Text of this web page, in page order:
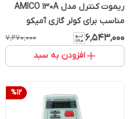
ریموت کنترل مدل AMICO 130A
مناسب برای کولر گازی آمیکو
۶٬۵۴۳٬۰۰۰ ۷٬۲۷۰٬۰۰۰
افزودن به سبد
%12